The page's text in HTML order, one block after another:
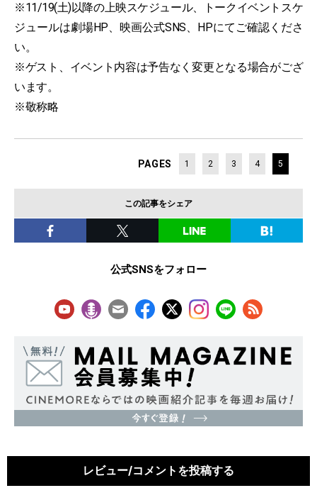
※11/19(土)以降の上映スケジュール、トークイベントスケ
ジュールは劇場HP、映画公式SNS、HPにてご確認くださ
い。
※ゲスト、イベント内容は予告なく変更となる場合がござ
います。
※敬称略
PAGES 1 2 3 4 5
この記事をシェア
公式SNSをフォロー
レビュー/コメントを投稿する